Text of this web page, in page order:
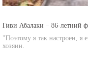
Гиви Абалаки – 86-летний
"Поэтому я так настроен,
хозяин.